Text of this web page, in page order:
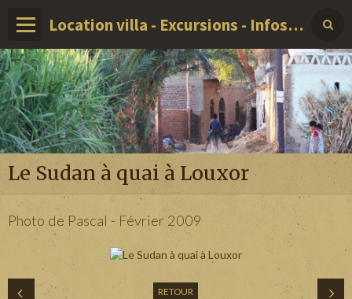
Location villa - Excursions - Infos sur LOUXOR - EGYPTE
Le Sudan à quai à Louxor
Photo de Pascal - Février 2009
RETOUR